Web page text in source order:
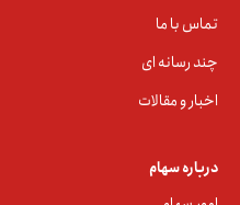
تماس با ما
چند رسانه ای
اخبار و مقالات
درباره سهام